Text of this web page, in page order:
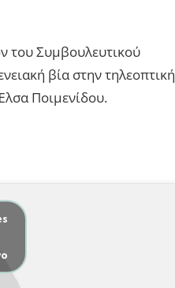
του Συμβουλευτικού
βία στην τηλεοπτική
Ποιμενίδου.